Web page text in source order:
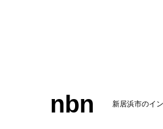
nbn 新居浜市のイ